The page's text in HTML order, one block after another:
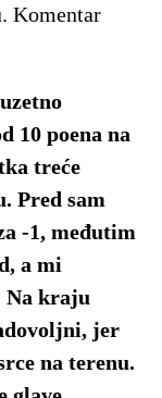
Komentar
10 poena na
treće
Pred sam
-1, međutim
a mi
Na kraju
jer
na terenu.